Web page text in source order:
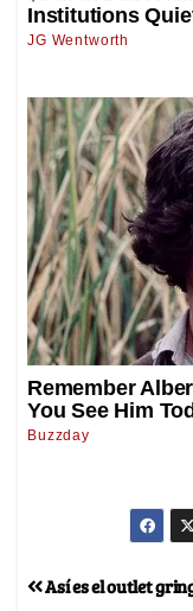
Así es el outlet